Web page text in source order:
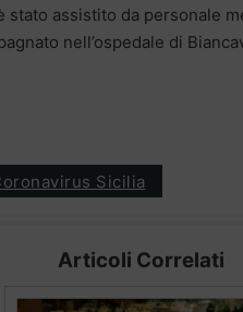
stato assistito da personale
nell’ospedale di
Sicilia
Articoli Correlati